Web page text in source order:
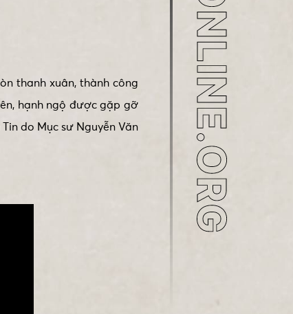
thanh xuân, thành công
hạnh ngộ được gặp gỡ
do Mục sư Nguyễn Văn